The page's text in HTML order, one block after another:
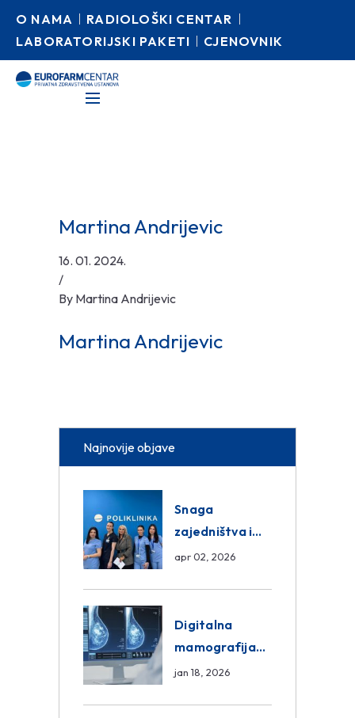
O NAMA
RADIOLOŠKI CENTAR
LABORATORIJSKI PAKETI
CJENOVNIK
Martina Andrijevic
16. 01. 2024.
/
By Martina Andrijevic
Martina Andrijevic
Najnovije objave
Snaga
zajedništva i
razmjena
Group
apr 02, 2026
Digitalna
mamografija
Sarajevo –
jan 18, 2026